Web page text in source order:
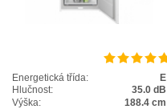
Energetická třída:
E
Hlučnost:
35.0 dB
Výška:
188.4 cm